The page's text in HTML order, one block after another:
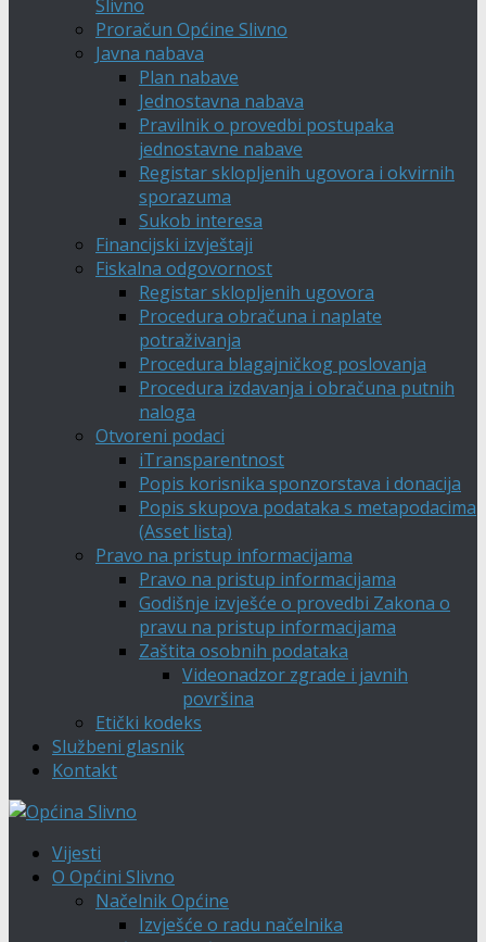
Slivno
Proračun Općine Slivno
Javna nabava
Plan nabave
Jednostavna nabava
Pravilnik o provedbi postupaka
jednostavne nabave
Registar sklopljenih ugovora i okvirnih
sporazuma
Sukob interesa
Financijski izvještaji
Fiskalna odgovornost
Registar sklopljenih ugovora
Procedura obračuna i naplate
potraživanja
Procedura blagajničkog poslovanja
Procedura izdavanja i obračuna putnih
naloga
Otvoreni podaci
iTransparentnost
Popis korisnika sponzorstava i donacija
Popis skupova podataka s metapodacima
(Asset lista)
Pravo na pristup informacijama
Pravo na pristup informacijama
Godišnje izvješće o provedbi Zakona o
pravu na pristup informacijama
Zaštita osobnih podataka
Videonadzor zgrade i javnih
površina
Etički kodeks
Službeni glasnik
Kontakt
Vijesti
O Općini Slivno
Načelnik Općine
Izvješće o radu načelnika